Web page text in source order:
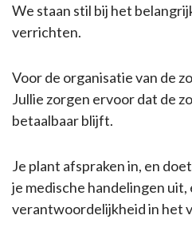
We staan stil bij het
verrichten.
Voor de organisatie van de
Jullie zorgen ervoor dat de
betaalbaar blijft.
Je plant afspraken in, en
je medische handelingen uit,
verantwoordelijkheid in het